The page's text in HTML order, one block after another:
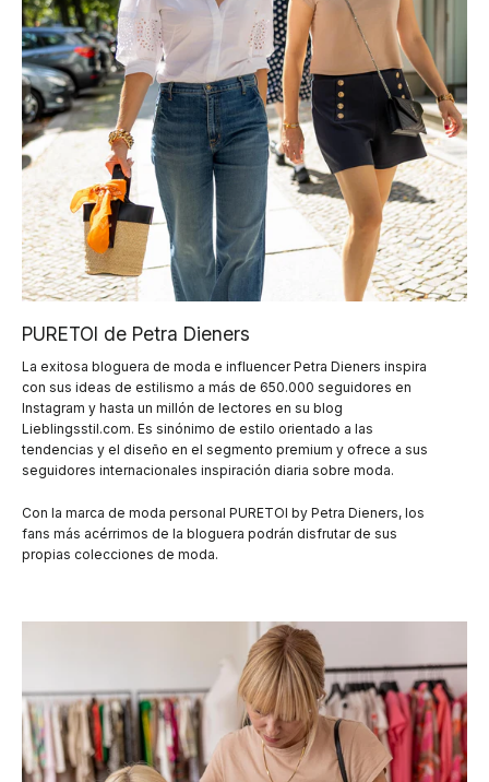
PURETOI de Petra Dieners
La exitosa bloguera de moda e influencer Petra Dieners inspira
con sus ideas de estilismo a más de 650.000 seguidores en
Instagram y hasta un millón de lectores en su blog
Lieblingsstil.com. Es sinónimo de estilo orientado a las
tendencias y el diseño en el segmento premium y ofrece a sus
seguidores internacionales inspiración diaria sobre moda.
Con la marca de moda personal PURETOI by Petra Dieners, los
fans más acérrimos de la bloguera podrán disfrutar de sus
propias colecciones de moda.